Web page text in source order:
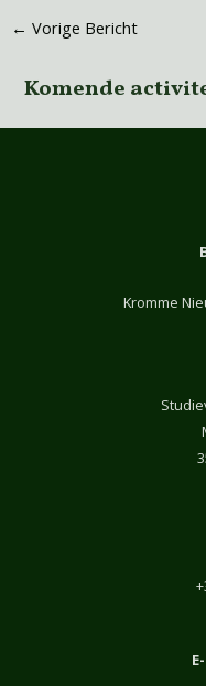
← Vorige Bericht
Komende
Kromme